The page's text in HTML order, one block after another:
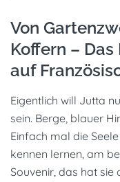
Von
Koffern –
auf
Eigentlich will Jutta
sein. Berge, blauer
Einfach mal die
kennen lernen, am
Souvenir, das hat sie